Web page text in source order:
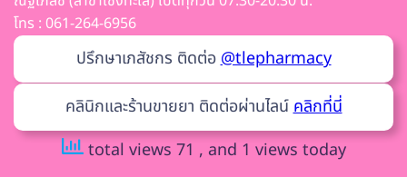
โทร : 061-264-6956
ปรึกษาเภสัชกร ติดต่อ@tlepharmacy
คลินิกและร้านขายยา ติดต่อผ่านไลน์คลิกที่นี่
total views 71 , and 1 views today